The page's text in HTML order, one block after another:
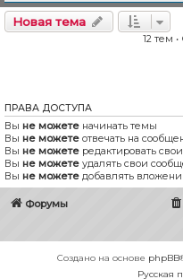
Новая тема
12 тем
ПРАВА ДОСТУПА
Вы не можете начинать темы
Вы не можете отвечать на
Вы не можете редактировать
Вы не можете удалять свои
Вы не можете добавлять
Форумы
Создано на основе phpBB
Русская